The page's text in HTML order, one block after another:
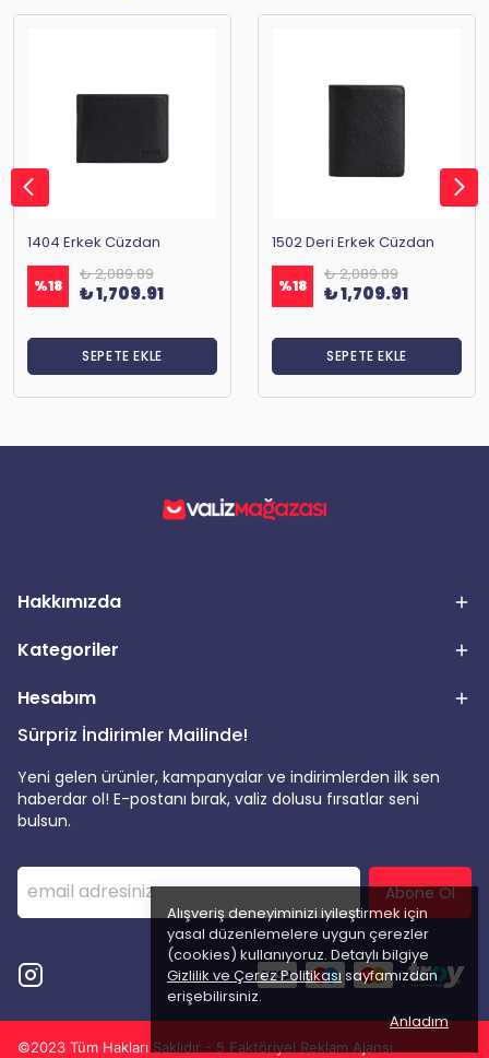
Alışveriş deneyiminizi iyileştirmek için
yasal düzenlemelere uygun çerezler
(cookies) kullanıyoruz. Detaylı bilgiye
Gizlilik ve Çerez Politikası sayfamızdan
erişebilirsiniz.
Anladım
1404 Erkek Cüzdan
%18
₺ 2,089.89
₺ 1,709.91
SEPETE EKLE
1502 Deri Erkek Cüzdan
%18
₺ 2,089.89
₺ 1,709.91
SEPETE EKLE
Hakkımızda
Kategoriler
Hesabım
Sürpriz İndirimler Mailinde!
Yeni gelen ürünler, kampanyalar ve indirimlerden ilk sen
haberdar ol! E-postanı bırak, valiz dolusu fırsatlar seni
bulsun.
Abone Ol
©2023 Tüm Hakları Saklıdır - 5 Faktöriyel Reklam Ajansı